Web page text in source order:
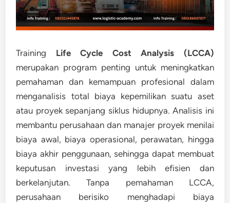
Training Life Cycle Cost Analysis (LCCA)
merupakan program penting untuk meningkatkan
pemahaman dan kemampuan profesional dalam
menganalisis total biaya kepemilikan suatu aset
atau proyek sepanjang siklus hidupnya. Analisis ini
membantu perusahaan dan manajer proyek menilai
biaya awal, biaya operasional, perawatan, hingga
biaya akhir penggunaan, sehingga dapat membuat
keputusan investasi yang lebih efisien dan
berkelanjutan. Tanpa pemahaman LCCA,
perusahaan berisiko menghadapi biaya